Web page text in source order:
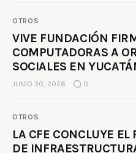
OTROS
VIVE FUNDACIÓN
COMPUTADORAS A
SOCIALES EN
JUNIO 30, 2026 0
OTROS
LA CFE CONCLUYE
DE